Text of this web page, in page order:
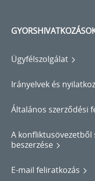
Ügyfélszolgálat
Irányelvek és
Általános szerződési
A konfliktusövezetből
beszerzése
E-mail feliratkozás